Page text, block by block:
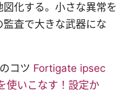
化する。小さな異常を
査で大きな武器にな
コツ Fortigate ipsec
使いこなす！設定か